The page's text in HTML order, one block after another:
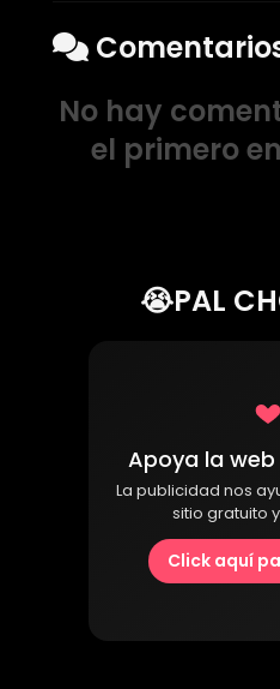
No hay
el primero
😭PAL
Apoya la
La publicidad nos
sitio gratuito
Click aquí